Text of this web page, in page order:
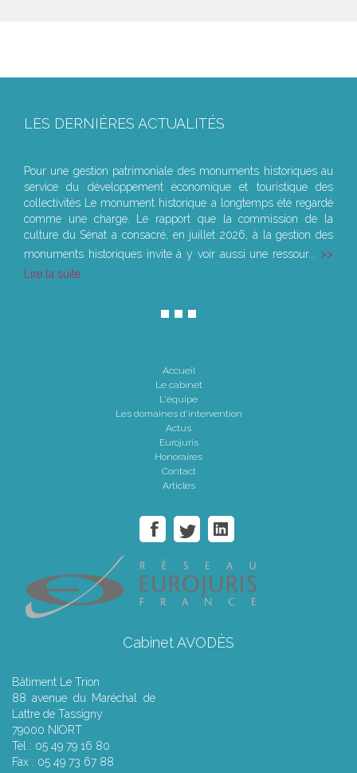
LES DERNIÈRES ACTUALITÉS
Pour une gestion patrimoniale des monuments historiques au
service du développement économique et touristique des
collectivités Le monument historique a longtemps été regardé
comme une charge. Le rapport que la commission de la
culture du Sénat a consacré, en juillet 2026, à la gestion des
monuments historiques invite à y voir aussi une ressour...
Lire la suite
Accueil
Le cabinet
L'équipe
Les domaines d'intervention
Actus
Eurojuris
Honoraires
Contact
Articles
Cabinet AVODÈS
Bâtiment Le Trion
88 avenue du Maréchal de
Lattre de Tassigny
79000 NIORT
Tél : 05 49 79 16 80
Fax : 05 49 73 67 88